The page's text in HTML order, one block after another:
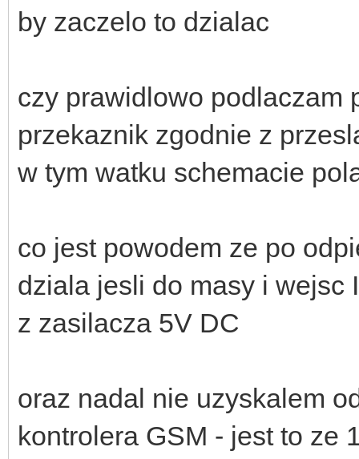
by zaczelo to dzialac
czy prawidlowo podlaczam
przekaznik zgodnie z
w tym watku schemacie
co jest powodem ze po
dziala jesli do masy i wejsc
z zasilacza 5V DC
oraz nadal nie uzyskalem
kontrolera GSM - jest to ze